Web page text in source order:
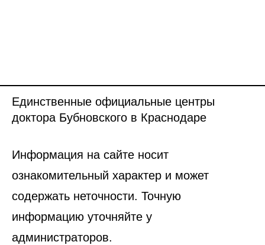
Единственные официальные центры
доктора Бубновского в Краснодаре
Информация на сайте носит
ознакомительный характер и может
содержать неточности. Точную
информацию уточняйте у
администраторов.